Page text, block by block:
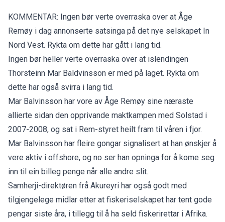
KOMMENTAR: Ingen bør verte overraska over at Åge
Remøy i dag annonserte satsinga på det nye selskapet In
Nord Vest. Rykta om dette har gått i lang tid.
Ingen bør heller verte overraska over at islendingen
Thorsteinn Mar Baldvinsson er med på laget. Rykta om
dette har også svirra i lang tid.
Mar Balvinsson har vore av Åge Remøy sine næraste
allierte sidan den opprivande maktkampen med Solstad i
2007-2008, og sat i Rem-styret heilt fram til våren i fjor.
Mar Balvinsson har fleire gongar signalisert at han ønskjer å
vere aktiv i offshore, og no ser han opninga for å kome seg
inn til ein billeg penge når alle andre slit.
Samherji-direktøren frå Akureyri har også godt med
tilgjengelege midlar etter at fiskeriselskapet har tent gode
pengar siste åra, i tillegg til å ha seld fiskerirettar i Afrika.